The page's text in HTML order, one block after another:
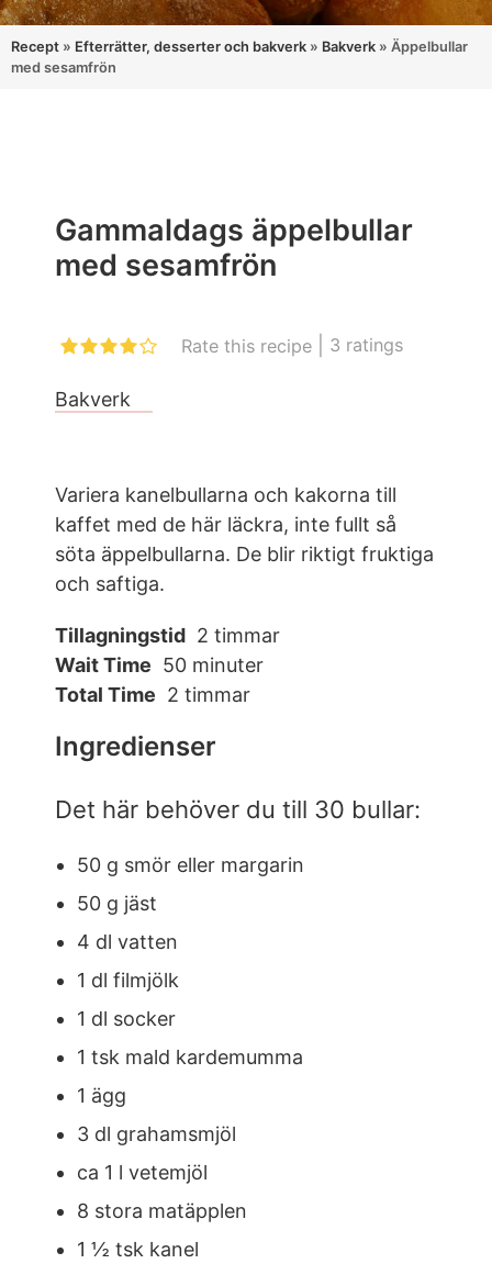
Recept » Efterrätter, desserter och bakverk » Bakverk » Äppelbullar
med sesamfrön
Gammaldags äppelbullar
med sesamfrön
Rate this recipe 3 ratings
Bakverk
Variera kanelbullarna och kakorna till
kaffet med de här läckra, inte fullt så
söta äppelbullarna. De blir riktigt fruktiga
och saftiga.
Tillagningstid 2 timmar
Wait Time 50 minuter
Total Time 2 timmar
Ingredienser
Det här behöver du till 30 bullar:
50 g smör eller margarin
50 g jäst
4 dl vatten
1 dl filmjölk
1 dl socker
1 tsk mald kardemumma
1 ägg
3 dl grahamsmjöl
ca 1 l vetemjöl
8 stora matäpplen
1 ½ tsk kanel